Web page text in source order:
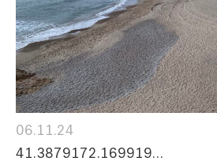
06.11.24
41.3879172.169919…